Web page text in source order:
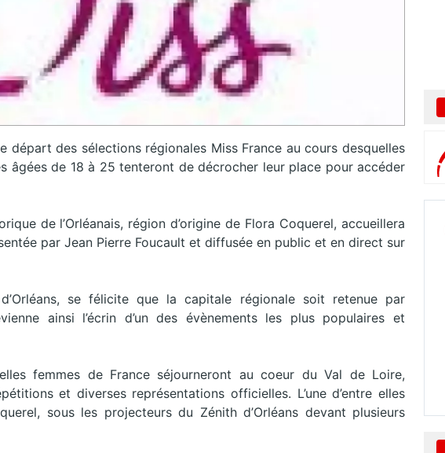
départ des sélections régionales Miss France au cours desquelles
âgées de 18 à 25 tenteront de décrocher leur place pour accéder
de l’Orléanais, région d’origine de Flora Coquerel, accueillera
par Jean Pierre Foucault et diffusée en public et en direct sur
se félicite que la capitale régionale soit retenue par
ainsi l’écrin d’un des évènements les plus populaires et
femmes de France séjourneront au coeur du Val de Loire,
et diverses représentations officielles. L’une d’entre elles
sous les projecteurs du Zénith d’Orléans devant plusieurs